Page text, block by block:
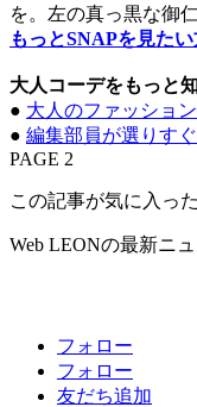
を。左の真っ黒な御
もっとSNAPを見た
大人コーデをもっと
● 大人のファッショ
● 編集部員が選りす
PAGE 2
この記事が気に入っ
Web LEONの最新ニ
フォロー
フォロー
友だち追加